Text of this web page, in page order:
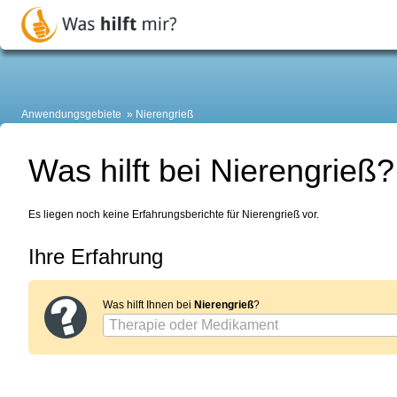
Anwendungsgebiete Nierengrieß
Was hilft bei Nierengrieß?
Es liegen noch keine Erfahrungsberichte für Nierengrieß vor.
Ihre Erfahrung
Was hilft Ihnen bei Nierengrieß?